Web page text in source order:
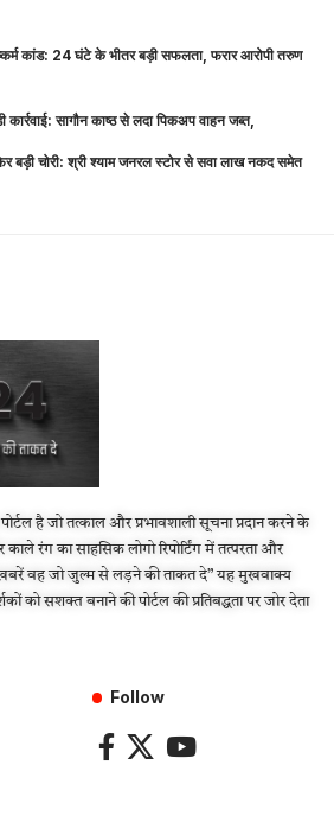
कांड: 24 घंटे के भीतर बड़ी सफलता, फरार आरोपी तरुण
कार्रवाई: सागौन काष्ठ से लदा पिकअप वाहन जब्त,
बड़ी चोरी: श्री श्याम जनरल स्टोर से सवा लाख नकद समेत
है जो तत्काल और प्रभावशाली सूचना प्रदान करने के
रंग का साहसिक लोगो रिपोर्टिंग में तत्परता और
वह जो जुल्म से लड़ने की ताकत दे” यह मुखवाक्य
को सशक्त बनाने की पोर्टल की प्रतिबद्धता पर जोर देता
Follow